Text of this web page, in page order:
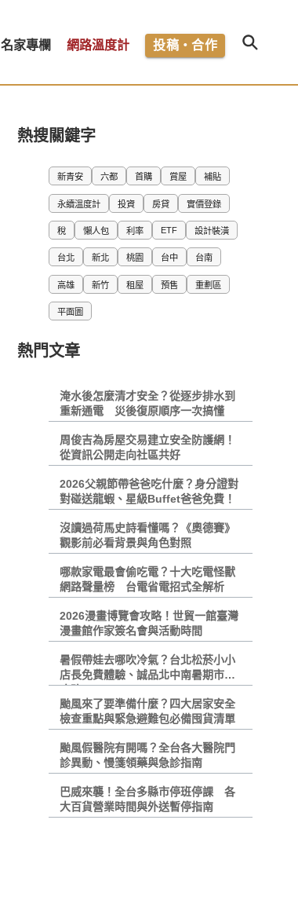
名家專欄 網路溫度計 投稿・合作
熱搜關鍵字
新青安 六都 首購 賞屋 補貼
永續溫度計 投資 房貸 實價登錄
稅 懶人包 利率 ETF 設計裝潢
台北 新北 桃園 台中 台南
高雄 新竹 租屋 預售 重劃區
平面圖
熱門文章
淹水後怎麼清才安全？從逐步排水到
重新通電 災後復原順序一次搞懂
周俊吉為房屋交易建立安全防護網！
從資訊公開走向社區共好
2026父親節帶爸爸吃什麼？身分證對
對碰送龍蝦、星級Buffet爸爸免費！
沒讀過荷馬史詩看懂嗎？《奧德賽》
觀影前必看背景與角色對照
哪款家電最會偷吃電？十大吃電怪獸
網路聲量榜 台電省電招式全解析
2026漫畫博覽會攻略！世貿一館臺灣
漫畫館作家簽名會與活動時間
暑假帶娃去哪吹冷氣？台北松菸小小
店長免費體驗、誠品北中南暑期市集
攻略
颱風來了要準備什麼？四大居家安全
檢查重點與緊急避難包必備囤貨清單
颱風假醫院有開嗎？全台各大醫院門
診異動、慢箋領藥與急診指南
巴威來襲！全台多縣市停班停課 各
大百貨營業時間與外送暫停指南